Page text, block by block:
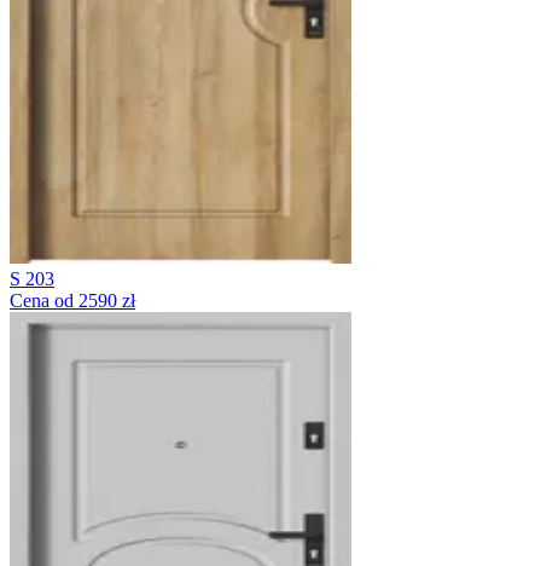
S 203
Cena od 2590 zł